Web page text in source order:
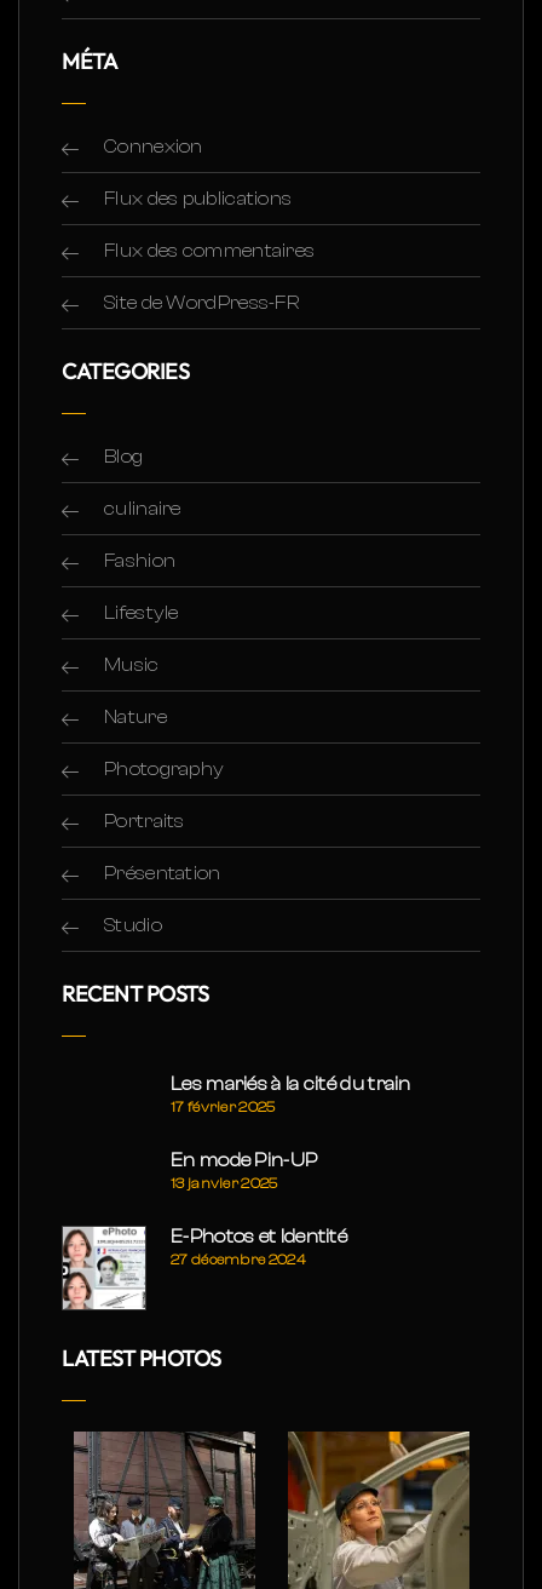
MÉTA
Connexion
Flux des publications
Flux des commentaires
Site de WordPress-FR
CATEGORIES
Blog
culinaire
Fashion
Lifestyle
Music
Nature
Photography
Portraits
Présentation
Studio
RECENT POSTS
Les mariés à la cité du train
17 février 2025
En mode Pin-UP
13 janvier 2025
E-Photos et Identité
27 décembre 2024
LATEST PHOTOS